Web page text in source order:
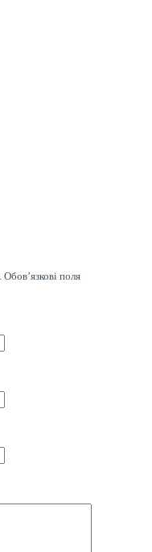
Обов’язкові поля